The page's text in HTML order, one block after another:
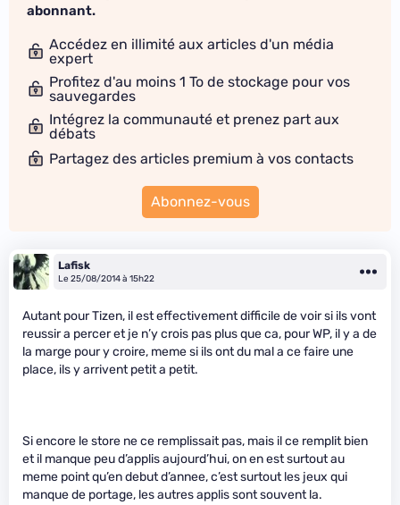
abonnant.
Accédez en illimité aux articles d'un média
expert
Profitez d'au moins 1 To de stockage pour vos
sauvegardes
Intégrez la communauté et prenez part aux
débats
Partagez des articles premium à vos contacts
Abonnez-vous
Lafisk
Le 25/08/2014 à 15h22
Autant pour Tizen, il est effectivement difficile de voir si ils vont
reussir a percer et je n’y crois pas plus que ca, pour WP, il y a de
la marge pour y croire, meme si ils ont du mal a ce faire une
place, ils y arrivent petit a petit.
Si encore le store ne ce remplissait pas, mais il ce remplit bien
et il manque peu d’applis aujourd’hui, on en est surtout au
meme point qu’en debut d’annee, c’est surtout les jeux qui
manque de portage, les autres applis sont souvent la.